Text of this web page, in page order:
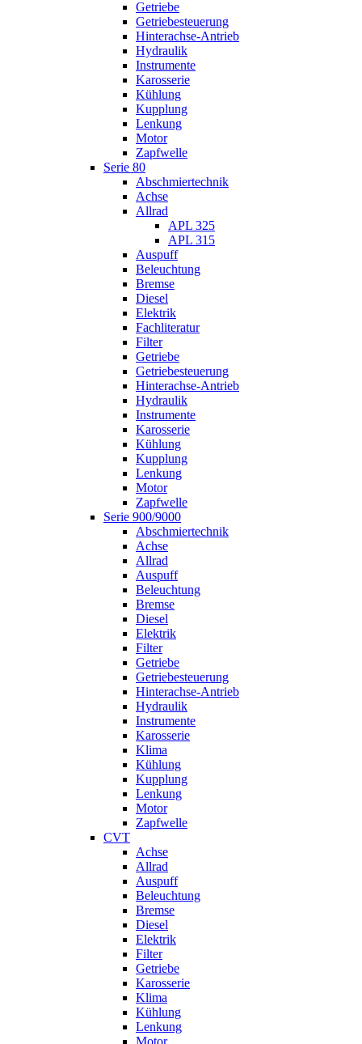
Getriebe
Getriebesteuerung
Hinterachse-Antrieb
Hydraulik
Instrumente
Karosserie
Kühlung
Kupplung
Lenkung
Motor
Zapfwelle
Serie 80
Abschmiertechnik
Achse
Allrad
APL 325
APL 315
Auspuff
Beleuchtung
Bremse
Diesel
Elektrik
Fachliteratur
Filter
Getriebe
Getriebesteuerung
Hinterachse-Antrieb
Hydraulik
Instrumente
Karosserie
Kühlung
Kupplung
Lenkung
Motor
Zapfwelle
Serie 900/9000
Abschmiertechnik
Achse
Allrad
Auspuff
Beleuchtung
Bremse
Diesel
Elektrik
Filter
Getriebe
Getriebesteuerung
Hinterachse-Antrieb
Hydraulik
Instrumente
Karosserie
Klima
Kühlung
Kupplung
Lenkung
Motor
Zapfwelle
CVT
Achse
Allrad
Auspuff
Beleuchtung
Bremse
Diesel
Elektrik
Filter
Getriebe
Karosserie
Klima
Kühlung
Lenkung
Motor